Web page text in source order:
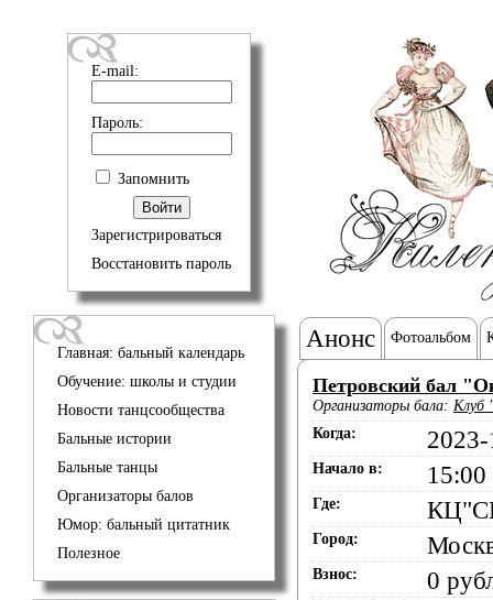
E-mail:
Пароль:
Запомнить
Зарегистрироваться
Восстановить пароль
Главная: бальный календарь
Обучение: школы и студии
Новости танцсообщества
Бальные истории
Бальные танцы
Организаторы балов
Юмор: бальный цитатник
Полезное
Анонс Фотоальбом
Петровский бал
Организаторы бала: Клуб
Когда:
Начало в: 15:00
Где:
Город:
Взнос: 0